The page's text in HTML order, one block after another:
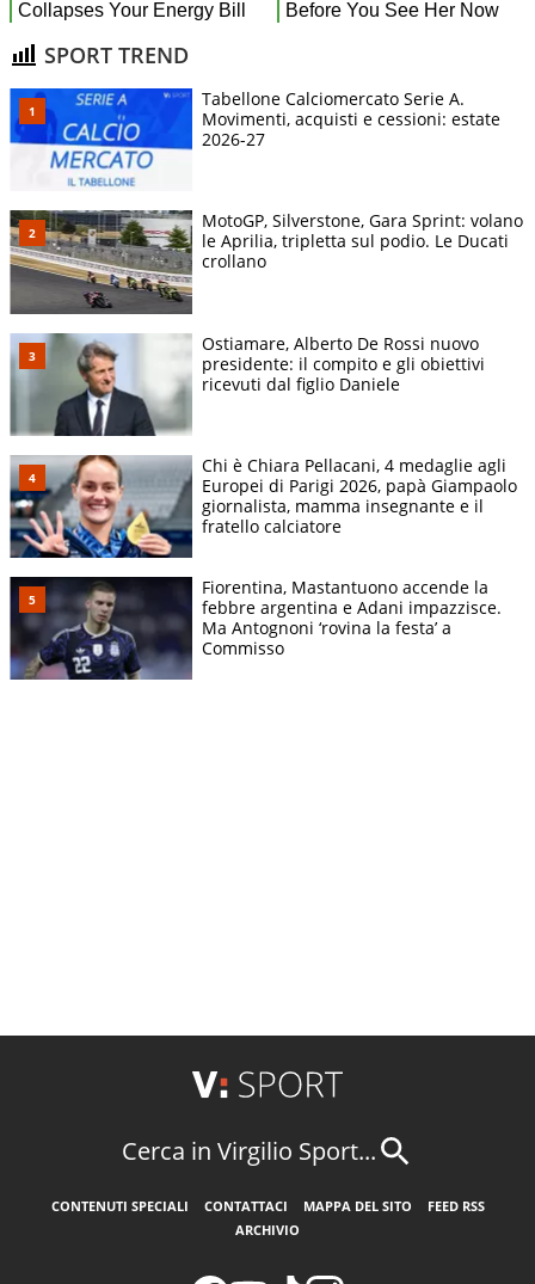
SPORT TREND
Tabellone Calciomercato Serie A.
Movimenti, acquisti e cessioni: estate
2026-27
MotoGP, Silverstone, Gara Sprint: volano
le Aprilia, tripletta sul podio. Le Ducati
crollano
Ostiamare, Alberto De Rossi nuovo
presidente: il compito e gli obiettivi
ricevuti dal figlio Daniele
Chi è Chiara Pellacani, 4 medaglie agli
Europei di Parigi 2026, papà Giampaolo
giornalista, mamma insegnante e il
fratello calciatore
Fiorentina, Mastantuono accende la
febbre argentina e Adani impazzisce.
Ma Antognoni ‘rovina la festa’ a
Commisso
Cerca in Virgilio Sport...
CONTENUTI SPECIALI CONTATTACI MAPPA DEL SITO
FEED RSS
ARCHIVIO